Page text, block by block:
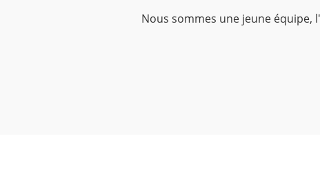
Nous sommes une jeune